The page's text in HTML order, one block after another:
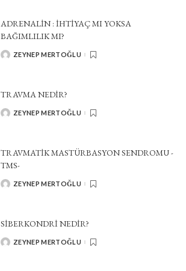
ADRENALIN : İHTIYAÇ MI YOKSA
BAĞIMLILIK MI?
POSTEDZEYNEP MERTOĞLU
TRAVMA NEDIR?
POSTEDZEYNEP MERTOĞLU
TRAVMATIK MASTÜRBASYON SENDROMU -
TMS-
POSTEDZEYNEP MERTOĞLU
SİBERKONDRİ NEDİR?
POSTEDZEYNEP MERTOĞLU